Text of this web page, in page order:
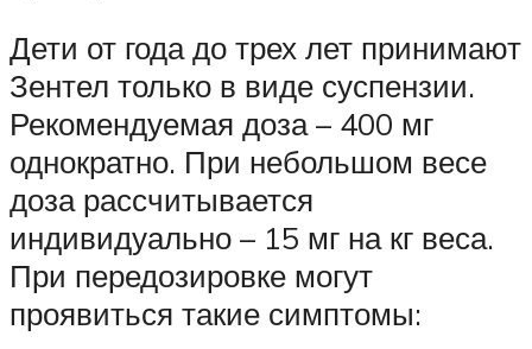
Дети от года до трех лет принимают
Зентел только в виде суспензии.
Рекомендуемая доза – 400 мг
однократно. При небольшом весе
доза рассчитывается
индивидуально – 15 мг на кг веса.
При передозировке могут
проявиться такие симптомы: